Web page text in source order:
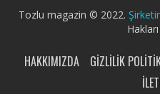
Tozlu magazin © 2022.
Hakları
HAKKIMIZDA GIZLILIK